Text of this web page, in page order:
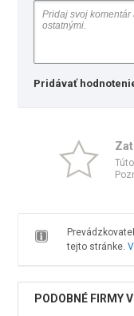
Pridávať
tejto stránke.
PODOBNÉ FIRMY V